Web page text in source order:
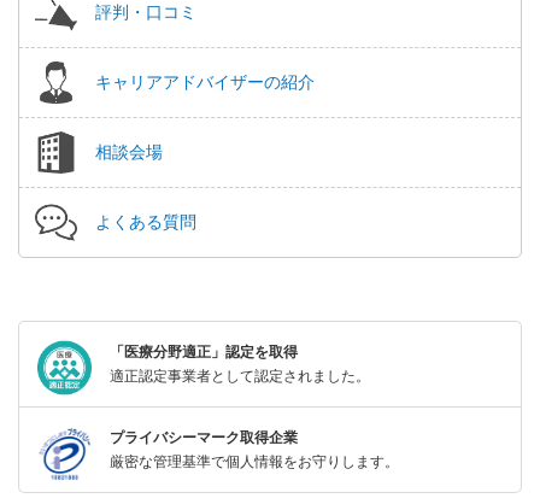
評判・口コミ
キャリアアドバイザーの紹介
相談会場
よくある質問
「医療分野適正」認定を取得
適正認定事業者として認定されました。
プライバシーマーク取得企業
厳密な管理基準で個人情報をお守りします。